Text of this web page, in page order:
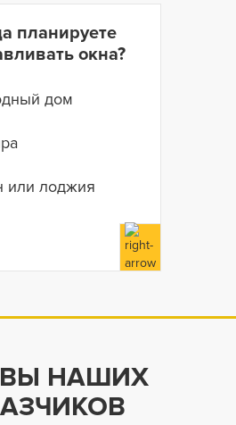
планируете
окна?
дом
или лоджия
НАШИХ